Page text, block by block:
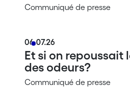
Communiqué de presse
06.07.26
Et si on repoussait
des odeurs?
Communiqué de presse